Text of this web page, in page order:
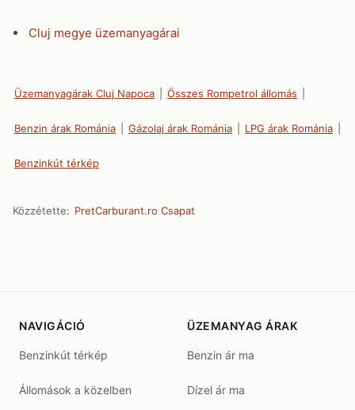
Cluj megye üzemanyagárai
Üzemanyagárak Cluj Napoca Összes Rompetrol állomás
Benzin árak Románia Gázolaj árak Románia LPG árak Románia
Benzinkút térkép
Közzétette: PretCarburant.ro Csapat
NAVIGÁCIÓ
Benzinkút térkép
Állomások a közelben
ÜZEMANYAG ÁRAK
Benzin ár ma
Dízel ár ma